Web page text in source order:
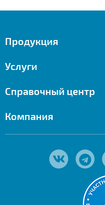
Продукция
Услуги
Справочный центр
Компания